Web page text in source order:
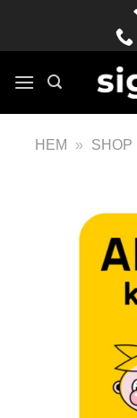
HEM » SHOP